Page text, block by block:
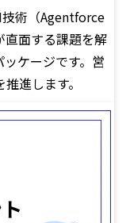
術（Agentforce
直面する課題を解
ケージです。営
進します。